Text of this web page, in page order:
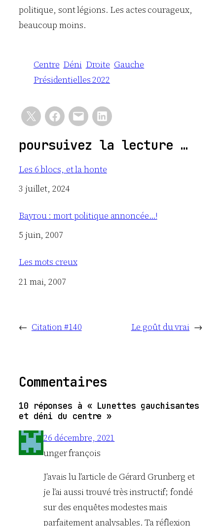
politique, sont légions. Les actes courageux,
beaucoup moins.
Centre Déni Droite Gauche
Présidentielles 2022
poursuivez la lecture …
Les 6 blocs, et la honte
Date
3 juillet, 2024
Bayrou : mort politique annoncée…!
Date
5 juin, 2007
Les mots creux
Date
21 mai, 2007
← Citation #140 Le goût du vrai →
Commentaires
10 réponses à « Lunettes gauchisantes
et déni du centre »
26 décembre, 2021
unger françois
J’avais lu l’article de Gérard Grunberg et
je l’ai aussi trouvé très instructif; fondé
sur des enquêtes modestes mais
parfaitement analysables. Ta réflexion